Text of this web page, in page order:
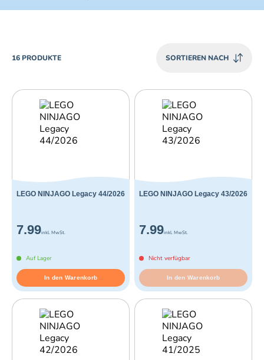
PRODUCTS
16 PRODUKTE SORTIEREN NACH
LEGO NINJAGO Legacy 44/2026
7.99inkl. MwSt.
Auf Lager
In den Warenkorb
LEGO NINJAGO Legacy 43/2026
7.99inkl. MwSt.
Nicht verfügbar
In den Warenkorb